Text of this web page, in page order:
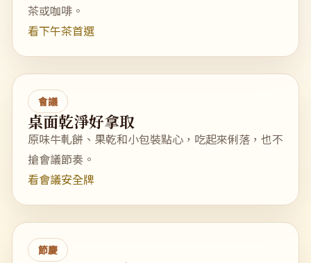
茶或咖啡。
看下午茶首選
會議
桌面乾淨好拿取
原味牛軋餅、果乾和小包裝點心，吃起來俐落，也不
搶會議節奏。
看會議安全牌
節慶